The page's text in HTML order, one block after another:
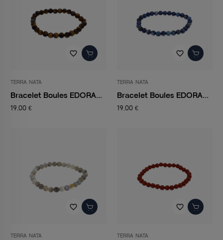
favorite_border
TERRA NATA
Bracelet Boules EDORA...
19,00 €
favorite_border
TERRA NATA
Bracelet Boules EDORA...
19,00 €
favorite_border
TERRA NATA
favorite_border
TERRA NATA